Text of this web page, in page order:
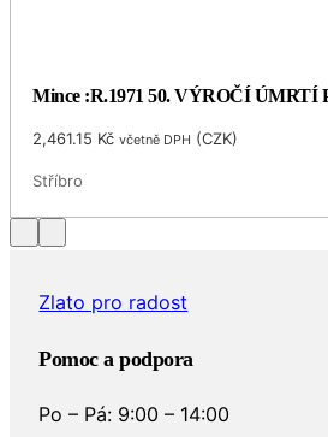
Mince :R.1971 50. VÝROČÍ
2,461.15 Kč včetně DPH (CZK)
Stříbro
Zlato pro radost
Pomoc a podpora
Po – Pá: 9:00 – 14:00